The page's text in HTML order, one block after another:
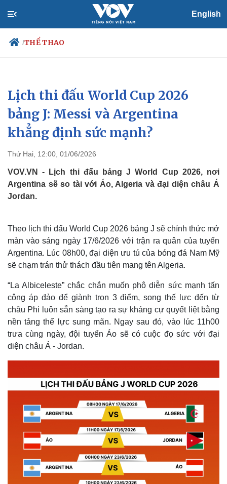
English
/THỂ THAO
Chính trị
Đảng
Tổ chức nhân sự
Quốc hội
Nhận diện sự thật
Xã hội
Dự báo thời tiết
Giáo dục
Dấu ấn VOV
Lịch thi đấu World Cup 2026
bảng J: Messi và Argentina
khẳng định sức mạnh?
Thứ Hai, 12:00, 01/06/2026
VOV.VN - Lịch thi đấu bảng J World Cup 2026, nơi
Argentina sẽ so tài với Áo, Algeria và đại diện châu Á
Jordan.
Theo lịch thi đấu World Cup 2026 bảng J sẽ chính thức mở
màn vào sáng ngày 17/6/2026 với trận ra quân của tuyển
Argentina. Lúc 08h00, đại diện ưu tú của bóng đá Nam Mỹ
sẽ chạm trán thử thách đầu tiên mang tên Algeria.
“La Albiceleste” chắc chắn muốn phô diễn sức mạnh tấn
công áp đảo để giành trọn 3 điểm, song thế lực đến từ
châu Phi luôn sẵn sàng tạo ra sự kháng cự quyết liệt bằng
nền tảng thể lực sung mãn. Ngay sau đó, vào lúc 11h00
trưa cùng ngày, đội tuyển Áo sẽ có cuộc đọ sức với đại
diện châu Á - Jordan.